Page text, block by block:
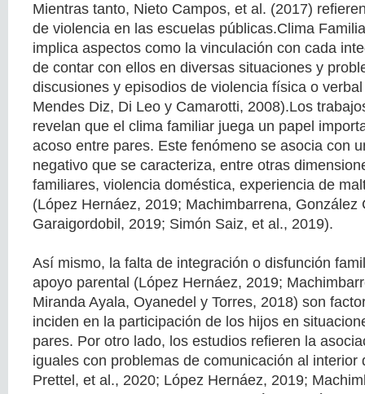
Mientras tanto, Nieto Campos, et al. (2017)
de violencia en las escuelas públicas.Clima
implica aspectos como la vinculación con cada
de contar con ellos en diversas situaciones y
discusiones y episodios de violencia física o
Mendes Diz, Di Leo y Camarotti, 2008).Los
revelan que el clima familiar juega un papel
acoso entre pares. Este fenómeno se asocia con
negativo que se caracteriza, entre otras
familiares, violencia doméstica, experiencia de
(López Hernáez, 2019; Machimbarrena, González
Garaigordobil, 2019; Simón Saiz, et al., 2019).
Así mismo, la falta de integración o disfunción
apoyo parental (López Hernáez, 2019;
Miranda Ayala, Oyanedel y Torres, 2018) son
inciden en la participación de los hijos en
pares. Por otro lado, los estudios refieren la
iguales con problemas de comunicación al interior
Prettel, et al., 2020; López Hernáez, 2019;